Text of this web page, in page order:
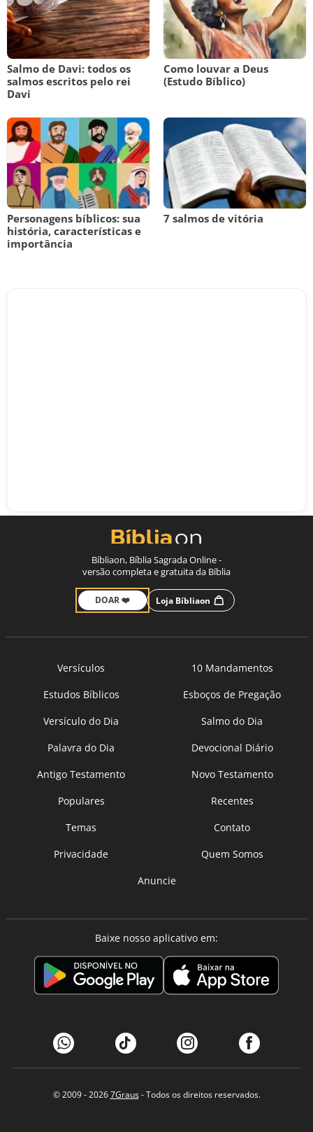
Salmo de Davi: todos os
salmos escritos pelo rei
Davi
Como louvar a Deus
(Estudo Bíblico)
Personagens bíblicos: sua
história, características e
importância
7 salmos de vitória
Bíbliaon, Bíblia Sagrada Online -
versão completa e gratuita da Bíblia
DOAR ❤️ Loja Bíbliaon
Versículos
10 Mandamentos
Estudos Bíblicos
Esboços de Pregação
Versículo do Dia
Salmo do Dia
Palavra do Dia
Devocional Diário
Antigo Testamento
Novo Testamento
Populares
Recentes
Temas
Contato
Privacidade
Quem Somos
Anuncie
Baixe nosso aplicativo em:
© 2009 - 20267Graus- Todos os direitos reservados.